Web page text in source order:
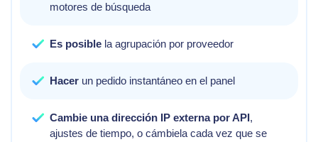
motores de búsqueda
Es posible la agrupación por proveedor
Hacer un pedido instantáneo en el panel
Cambie una dirección IP externa por API,
ajustes de tiempo, o cámbiela cada vez que se